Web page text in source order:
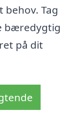
Tag
bæredygtig
på dit